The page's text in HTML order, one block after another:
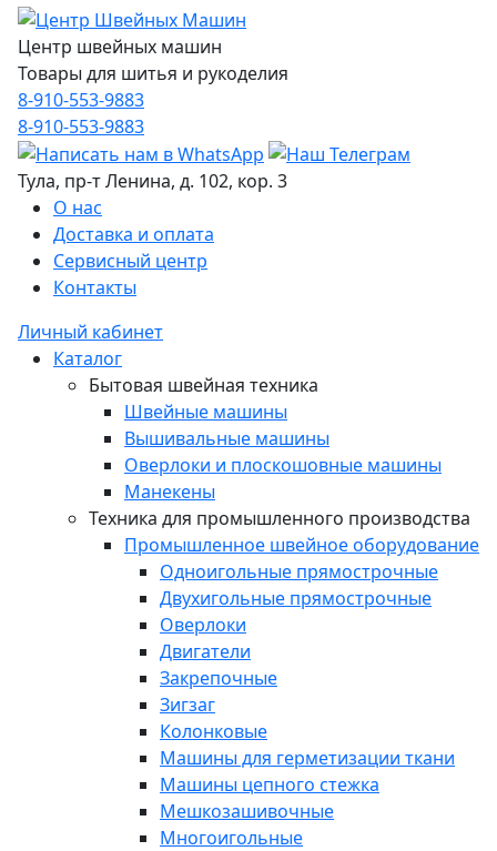
Центр швейных машин
Товары для шитья и рукоделия
8-910-553-9883
8-910-553-9883
Тула, пр-т Ленина, д. 102, кор. 3
О нас
Доставка и оплата
Сервисный центр
Контакты
Личный кабинет
Каталог
Бытовая швейная техника
Швейные машины
Вышивальные машины
Оверлоки и плоскошовные машины
Манекены
Техника для промышленного производства
Промышленное швейное оборудование
Одноигольные прямострочные
Двухигольные прямострочные
Оверлоки
Двигатели
Закрепочные
Зигзаг
Колонковые
Машины для герметизации ткани
Машины цепного стежка
Мешкозашивочные
Многоигольные